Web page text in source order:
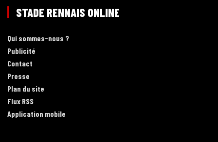
STADE RENNAIS ONLINE
Qui sommes-nous ?
Publicité
Contact
Presse
Plan du site
Flux RSS
Application mobile